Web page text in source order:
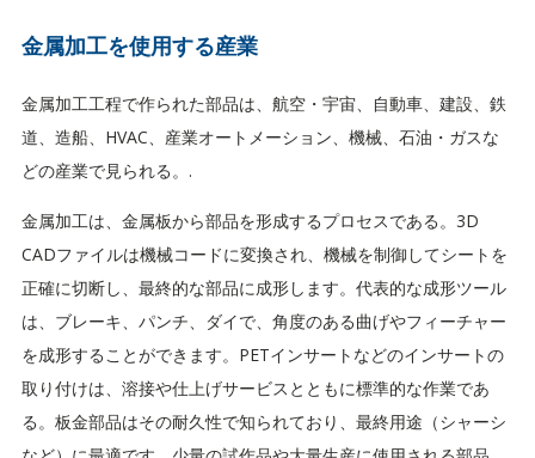
金属加工を使用する産業
金属加工工程で作られた部品は、航空・宇宙、自動車、建設、鉄
道、造船、HVAC、産業オートメーション、機械、石油・ガスな
どの産業で見られる。.
金属加工は、金属板から部品を形成するプロセスである。3D
CADファイルは機械コードに変換され、機械を制御してシートを
正確に切断し、最終的な部品に成形します。代表的な成形ツール
は、ブレーキ、パンチ、ダイで、角度のある曲げやフィーチャー
を成形することができます。PETインサートなどのインサートの
取り付けは、溶接や仕上げサービスとともに標準的な作業であ
る。板金部品はその耐久性で知られており、最終用途（シャーシ